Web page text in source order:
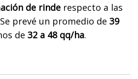
de rinde respecto a las
prevé un promedio de 39
de 32 a 48 qq/ha.